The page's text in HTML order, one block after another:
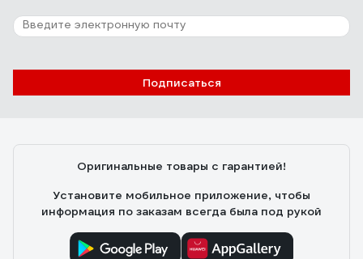
Подписаться
Оригинальные товары с гарантией!
Установите мобильное приложение, чтобы
информация по заказам всегда была под рукой